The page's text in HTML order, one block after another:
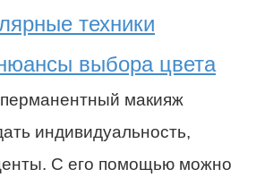
техники
выбора цвета
макияж
индивидуальность,
С его помощью можно